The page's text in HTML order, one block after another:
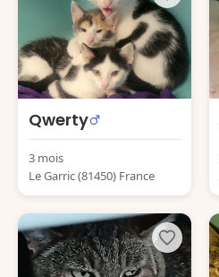
Qwerty
3 mois
Le Garric (81450) France